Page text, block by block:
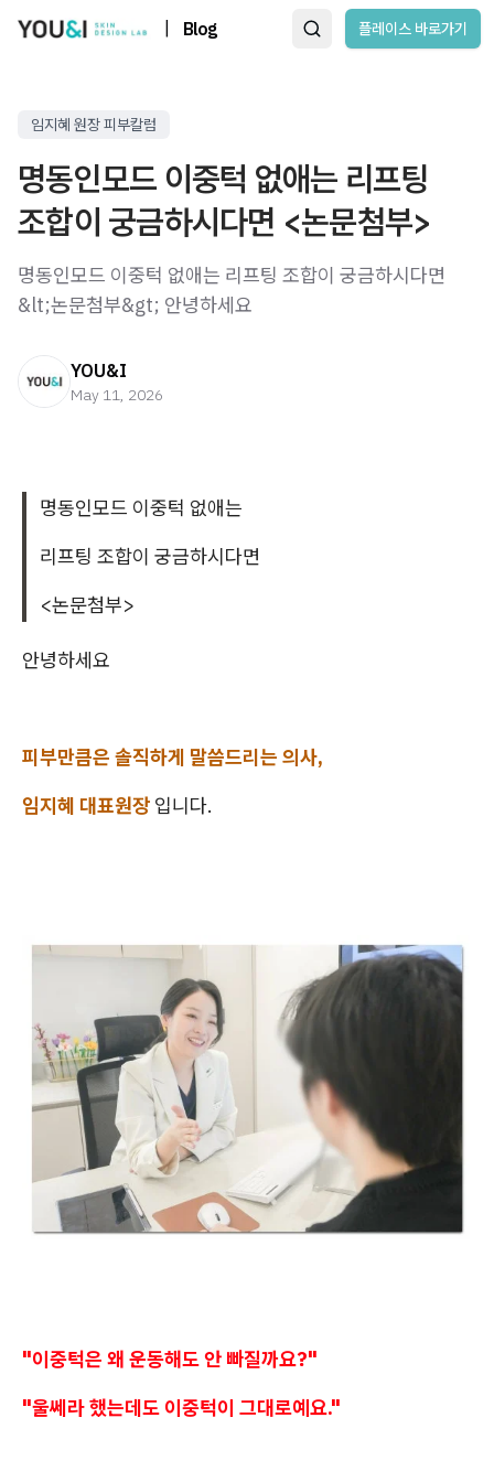
Blog 플레이스 바로가기
임지혜 원장 피부칼럼
명동인모드 이중턱 없애는 리프팅
조합이 궁금하시다면 <논문첨부>
명동인모드 이중턱 없애는 리프팅 조합이 궁금하시다면
&lt;논문첨부&gt; 안녕하세요 ​
YOU&I
May 11, 2026
명동인모드 이중턱 없애는
리프팅 조합이 궁금하시다면
<논문첨부>
안녕하세요
피부만큼은 솔직하게 말씀드리는 의사,
임지혜 대표원장 입니다.
"이중턱은 왜 운동해도 안 빠질까요?"
"울쎄라 했는데도 이중턱이 그대로예요."